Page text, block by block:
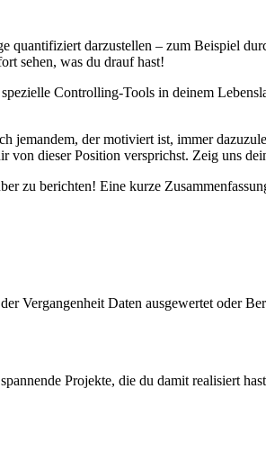
quantifiziert darzustellen – zum Beispiel
sehen, was du drauf hast!
Controlling-Tools in deinem
jemandem, der motiviert ist, immer
dieser Position versprichst. Zeig uns
zu berichten! Eine kurze
Vergangenheit Daten ausgewertet oder
Projekte, die du damit realisiert